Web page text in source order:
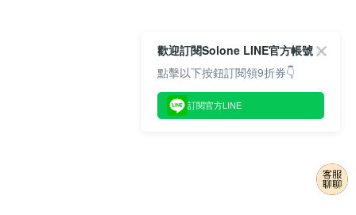
歡迎訂閱Solone LINE官方帳號
點擊以下按鈕訂閱領9折券👇
訂閱官方LINE